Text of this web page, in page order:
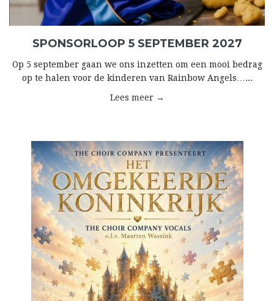
SPONSORLOOP 5 SEPTEMBER 2027
Op 5 september gaan we ons inzetten om een mooi bedrag
op te halen voor de kinderen van Rainbow Angels…...
Lees meer →